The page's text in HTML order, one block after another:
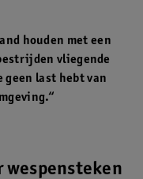
houden met een
vliegende
geen last hebt van
wespensteken